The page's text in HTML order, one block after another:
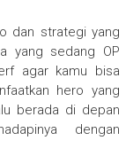
dan strategi yang
yang sedang OP
agar kamu bisa
hero yang
berada di depan
dengan